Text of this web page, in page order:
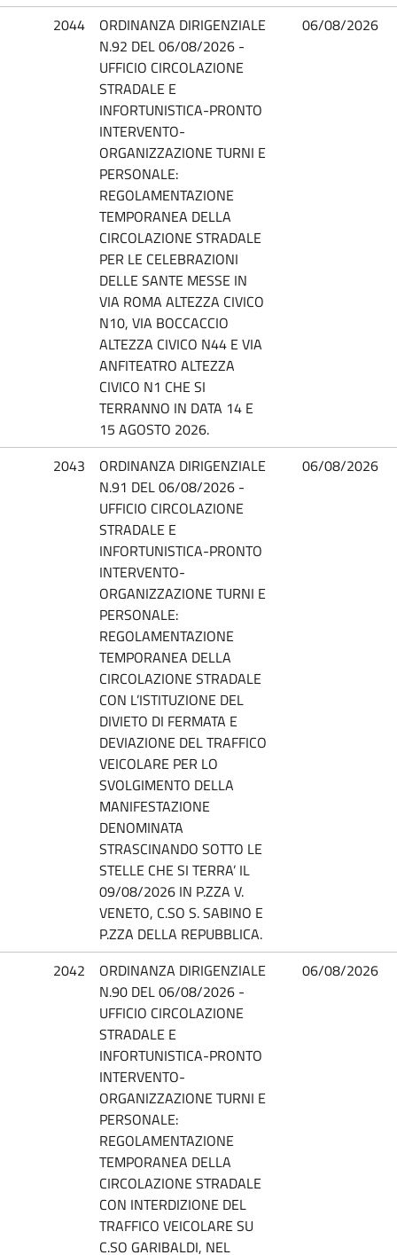
2044
ORDINANZA DIRIGENZIALE
N.92 DEL 06/08/2026 -
UFFICIO CIRCOLAZIONE
STRADALE E
INFORTUNISTICA-PRONTO
INTERVENTO-
ORGANIZZAZIONE TURNI E
PERSONALE:
REGOLAMENTAZIONE
TEMPORANEA DELLA
CIRCOLAZIONE STRADALE
PER LE CELEBRAZIONI
DELLE SANTE MESSE IN
VIA ROMA ALTEZZA CIVICO
N10, VIA BOCCACCIO
ALTEZZA CIVICO N44 E VIA
ANFITEATRO ALTEZZA
CIVICO N1 CHE SI
TERRANNO IN DATA 14 E
15 AGOSTO 2026.
06/08/2026
2043
ORDINANZA DIRIGENZIALE
N.91 DEL 06/08/2026 -
UFFICIO CIRCOLAZIONE
STRADALE E
INFORTUNISTICA-PRONTO
INTERVENTO-
ORGANIZZAZIONE TURNI E
PERSONALE:
REGOLAMENTAZIONE
TEMPORANEA DELLA
CIRCOLAZIONE STRADALE
CON L’ISTITUZIONE DEL
DIVIETO DI FERMATA E
DEVIAZIONE DEL TRAFFICO
VEICOLARE PER LO
SVOLGIMENTO DELLA
MANIFESTAZIONE
DENOMINATA
STRASCINANDO SOTTO LE
STELLE CHE SI TERRA’ IL
09/08/2026 IN P.ZZA V.
VENETO, C.SO S. SABINO E
P.ZZA DELLA REPUBBLICA.
06/08/2026
2042
ORDINANZA DIRIGENZIALE
N.90 DEL 06/08/2026 -
UFFICIO CIRCOLAZIONE
STRADALE E
INFORTUNISTICA-PRONTO
INTERVENTO-
ORGANIZZAZIONE TURNI E
PERSONALE:
REGOLAMENTAZIONE
TEMPORANEA DELLA
CIRCOLAZIONE STRADALE
CON INTERDIZIONE DEL
TRAFFICO VEICOLARE SU
C.SO GARIBALDI, NEL
06/08/2026